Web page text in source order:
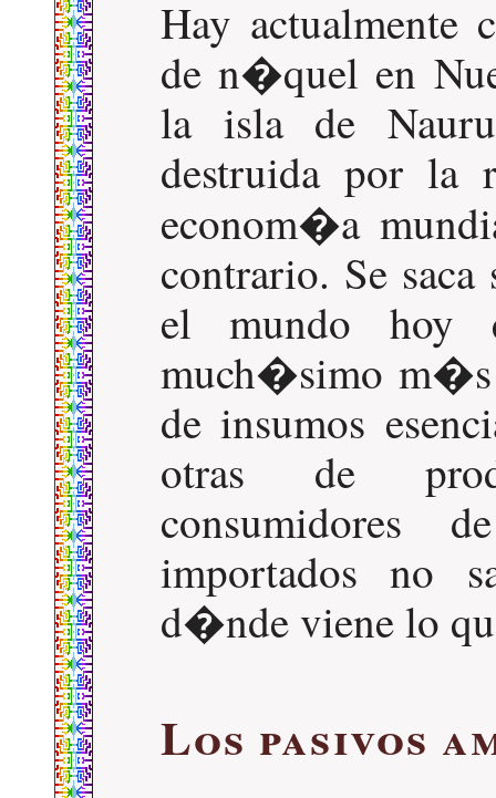
Hay
de n�quel en
la isla de
destruida por la
econom�a
contrario. Se
el mundo hoy
much�simo m�s
de insumos
otras de
consumidores
importados no
d�nde viene lo
Los pasivos